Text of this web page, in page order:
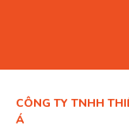
CÔNG TY TNHH
Á